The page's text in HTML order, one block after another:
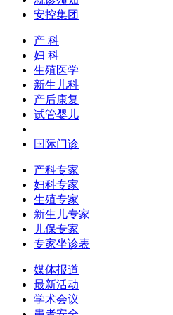
安控集团
产 科
妇 科
生殖医学
新生儿科
产后康复
试管婴儿
国际门诊
产科专家
妇科专家
生殖专家
新生儿专家
儿保专家
专家坐诊表
媒体报道
最新活动
学术会议